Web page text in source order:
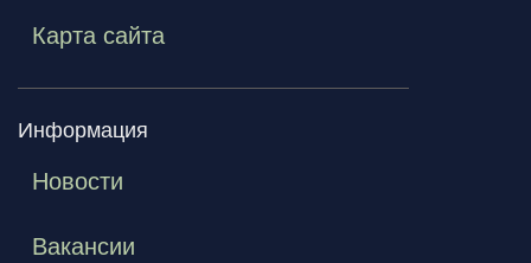
Карта сайта
Информация
Новости
Вакансии